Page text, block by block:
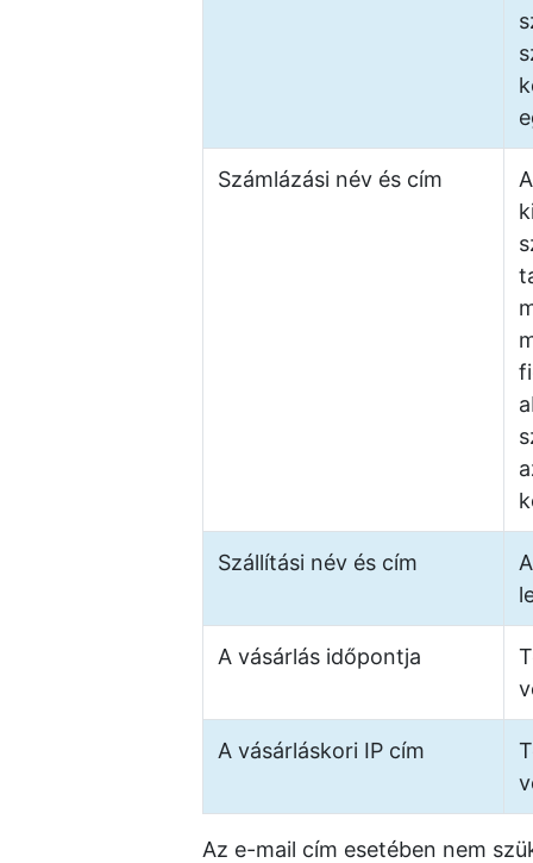
Számlázási név és cím
Szállítási név és cím
A vásárlás időpontja
A vásárláskori IP cím
Az e-mail cím esetében nem